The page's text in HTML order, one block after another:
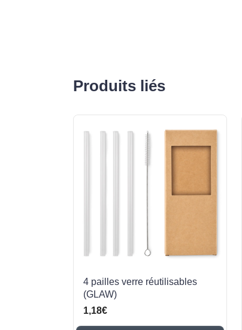
Produits liés
4 pailles verre réutilisables
(GLAW)
1,18€